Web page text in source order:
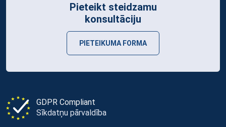
GDPR Compliant
Sīkdatņu pārvaldība
Pieteikt steidzamu
konsultāciju
PIETEIKUMA FORMA